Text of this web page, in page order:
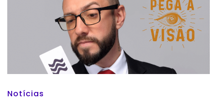
Notícias